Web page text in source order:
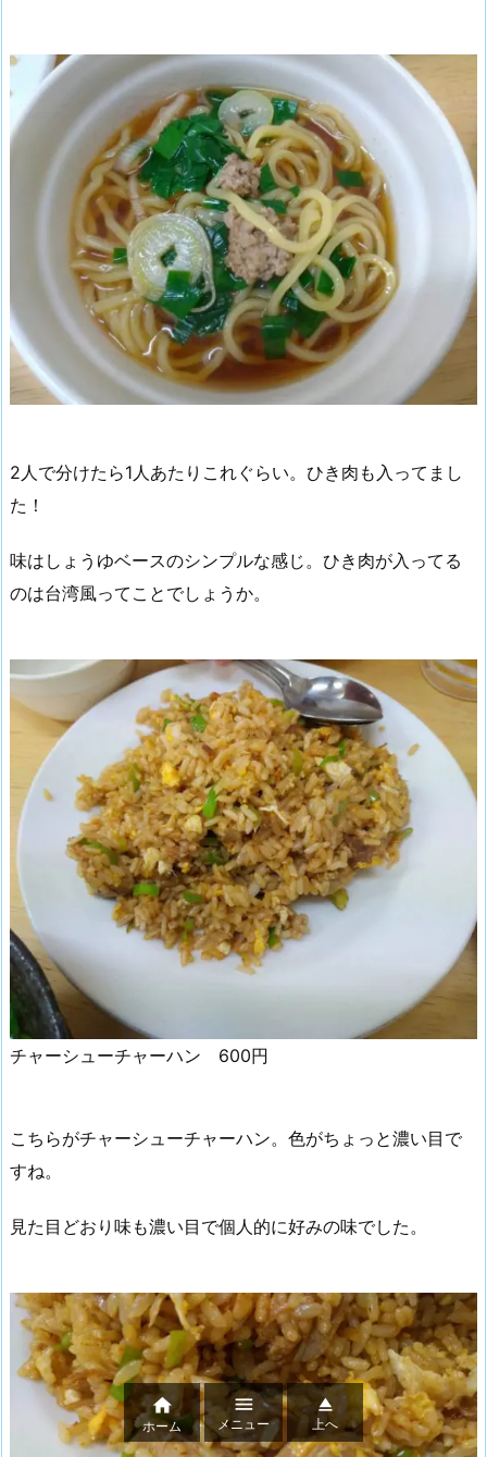
2人で分けたら1人あたりこれぐらい。ひき肉も入ってまし
た！
味はしょうゆベースのシンプルな感じ。ひき肉が入ってる
のは台湾風ってことでしょうか。
チャーシューチャーハン 600円
こちらがチャーシューチャーハン。色がちょっと濃い目で
すね。
見た目どおり味も濃い目で個人的に好みの味でした。

ホーム

メニュー

上へ